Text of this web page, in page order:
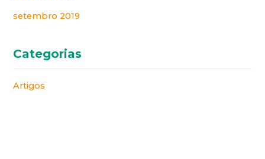
setembro 2019
Categorias
Artigos